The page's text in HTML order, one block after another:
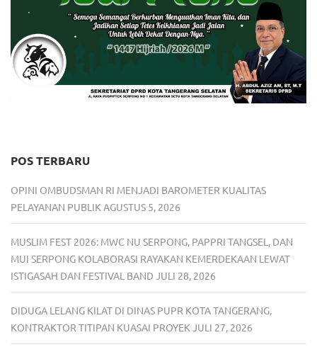
POS TERBARU
OPINI OMBUDSMAN RI MENJADI BAROMETER KUALITAS
PELAYANAN PUBLIK AGUSTUS 5, 2026
MUSLIM FEST 2026: MWC NU SERPONG, PAPPRI TANGSEL, DAN
MUI SERPONG KOLABORASI RAYAKAN KEMERDEKAAN LEWAT
ISTIGASAH DAN FESTIVAL BAND JULI 28, 2026
DIDUGA LELANG KILAT DI DINAS PUPR KOTA TANGERANG,
KONTRAKTOR TITIPAN KUASAI PROYEK JULI 27, 2026